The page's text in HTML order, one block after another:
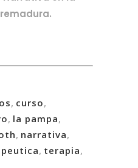
, curso,
, la pampa,
, narrativa,
, terapia,